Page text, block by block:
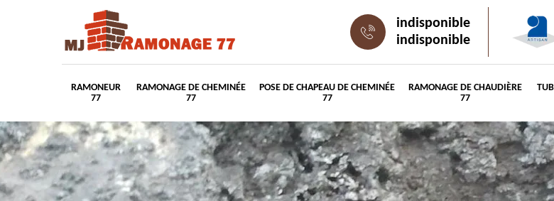
indisponible
indisponible
RAMONEUR
77
RAMONAGE DE CHEMINÉE
77
POSE DE CHAPEAU DE CHEMINÉE
77
RAMONAGE DE CHAUDIÈRE
77